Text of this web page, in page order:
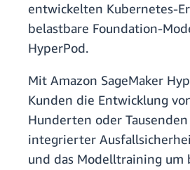
entwickelten Kubernetes-
belastbare Foundation-
HyperPod.
Mit Amazon SageMaker
Kunden die Entwicklung
Hunderten oder
integrierter
und das Modelltraining um